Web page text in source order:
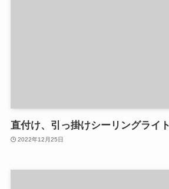
直付け、引っ掛けシーリングライ
2022年12月25日